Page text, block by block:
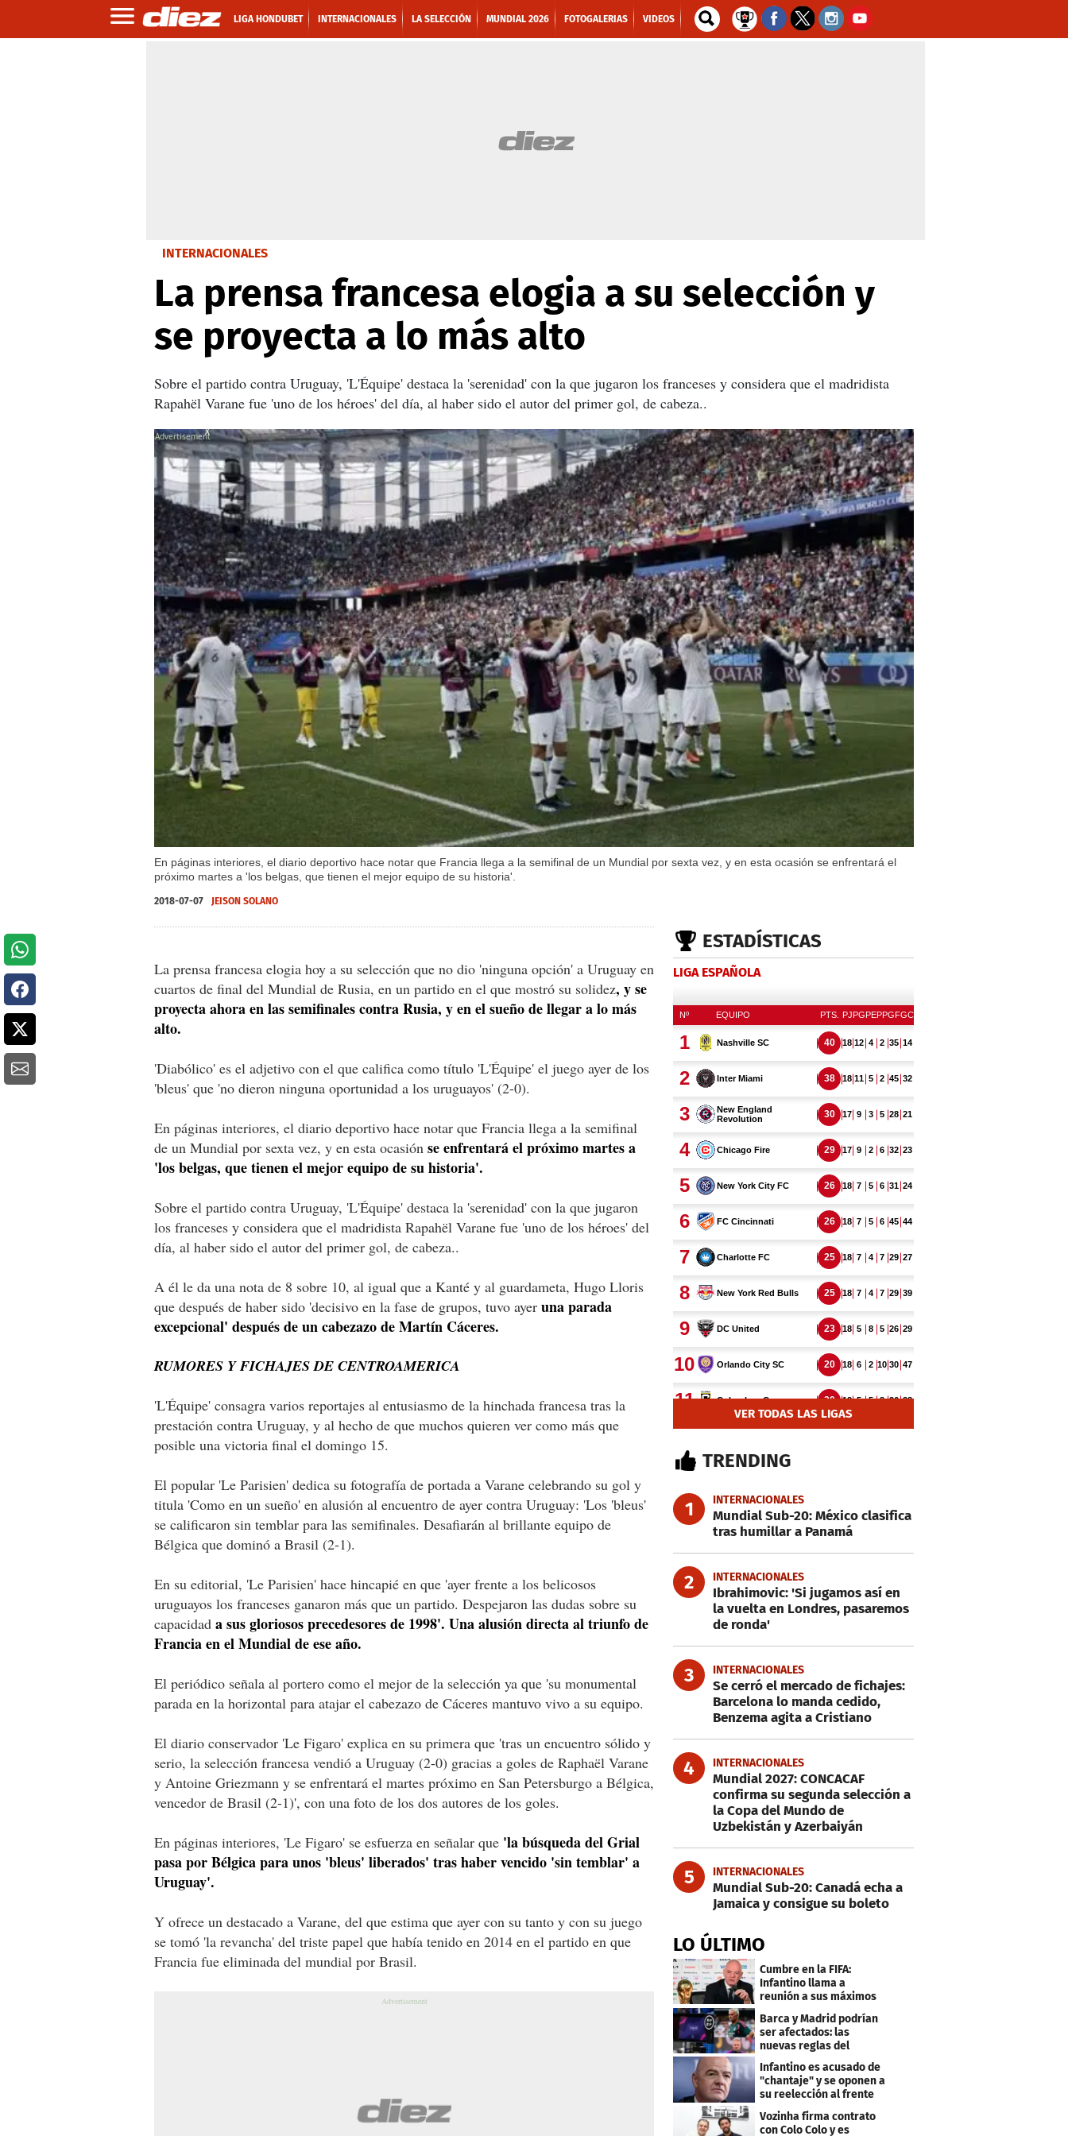
LIGA HONDUBET INTERNACIONALES LA SELECCIÓN MUNDIAL 2026 FOTOGALERIAS VIDEOS
INTERNACIONALES
La prensa francesa elogia a su selección y
se proyecta a lo más alto
Sobre el partido contra Uruguay, 'L'Équipe' destaca la 'serenidad' con la que jugaron los franceses y considera que el madridista
Rapahël Varane fue 'uno de los héroes' del día, al haber sido el autor del primer gol, de cabeza..
En páginas interiores, el diario deportivo hace notar que Francia llega a la semifinal de un Mundial por sexta vez, y en esta ocasión se enfrentará el
próximo martes a 'los belgas, que tienen el mejor equipo de su historia'.
X
2018-07-07 JEISON SOLANO
La prensa francesa elogia hoy a su selección que no dio 'ninguna opción' a Uruguay en
cuartos de final del Mundial de Rusia, en un partido en el que mostró su solidez, y se
proyecta ahora en las semifinales contra Rusia, y en el sueño de llegar a lo más
alto.
'Diabólico' es el adjetivo con el que califica como título 'L'Équipe' el juego ayer de los
'bleus' que 'no dieron ninguna oportunidad a los uruguayos' (2-0).
En páginas interiores, el diario deportivo hace notar que Francia llega a la semifinal
de un Mundial por sexta vez, y en esta ocasión se enfrentará el próximo martes a
'los belgas, que tienen el mejor equipo de su historia'.
Sobre el partido contra Uruguay, 'L'Équipe' destaca la 'serenidad' con la que jugaron
los franceses y considera que el madridista Rapahël Varane fue 'uno de los héroes' del
día, al haber sido el autor del primer gol, de cabeza..
A él le da una nota de 8 sobre 10, al igual que a Kanté y al guardameta, Hugo Lloris
que después de haber sido 'decisivo en la fase de grupos, tuvo ayer una parada
excepcional' después de un cabezazo de Martín Cáceres.
RUMORES Y FICHAJES DE CENTROAMERICA
'L'Équipe' consagra varios reportajes al entusiasmo de la hinchada francesa tras la
prestación contra Uruguay, y al hecho de que muchos quieren ver como más que
posible una victoria final el domingo 15.
El popular 'Le Parisien' dedica su fotografía de portada a Varane celebrando su gol y
titula 'Como en un sueño' en alusión al encuentro de ayer contra Uruguay: 'Los 'bleus'
se calificaron sin temblar para las semifinales. Desafiarán al brillante equipo de
Bélgica que dominó a Brasil (2-1).
En su editorial, 'Le Parisien' hace hincapié en que 'ayer frente a los belicosos
uruguayos los franceses ganaron más que un partido. Despejaron las dudas sobre su
capacidad a sus gloriosos precedesores de 1998'. Una alusión directa al triunfo de
Francia en el Mundial de ese año.
El periódico señala al portero como el mejor de la selección ya que 'su monumental
parada en la horizontal para atajar el cabezazo de Cáceres mantuvo vivo a su equipo.
El diario conservador 'Le Figaro' explica en su primera que 'tras un encuentro sólido y
serio, la selección francesa vendió a Uruguay (2-0) gracias a goles de Raphaël Varane
y Antoine Griezmann y se enfrentará el martes próximo en San Petersburgo a Bélgica,
vencedor de Brasil (2-1)', con una foto de los dos autores de los goles.
En páginas interiores, 'Le Figaro' se esfuerza en señalar que 'la búsqueda del Grial
pasa por Bélgica para unos 'bleus' liberados' tras haber vencido 'sin temblar' a
Uruguay'.
Y ofrece un destacado a Varane, del que estima que ayer con su tanto y con su juego
se tomó 'la revancha' del triste papel que había tenido en 2014 en el partido en que
Francia fue eliminada del mundial por Brasil.
ESTADÍSTICAS
LIGA ESPAÑOLA
VER TODAS LAS LIGAS
TRENDING
1 INTERNACIONALES
Mundial Sub-20: México clasifica
tras humillar a Panamá
2 INTERNACIONALES
Ibrahimovic: 'Si jugamos así en
la vuelta en Londres, pasaremos
de ronda'
3 INTERNACIONALES
Se cerró el mercado de fichajes:
Barcelona lo manda cedido,
Benzema agita a Cristiano
4 INTERNACIONALES
Mundial 2027: CONCACAF
confirma su segunda selección a
la Copa del Mundo de
Uzbekistán y Azerbaiyán
5 INTERNACIONALES
Mundial Sub-20: Canadá echa a
Jamaica y consigue su boleto
LO ÚLTIMO
Cumbre en la FIFA:
Infantino llama a
reunión a sus máximos
Barca y Madrid podrían
ser afectados: las
nuevas reglas del
arbitraje en LaLiga
Infantino es acusado de
"chantaje" y se oponen a
su reelección al frente
de la FIFA
Vozinha firma contrato
con Colo Colo y es